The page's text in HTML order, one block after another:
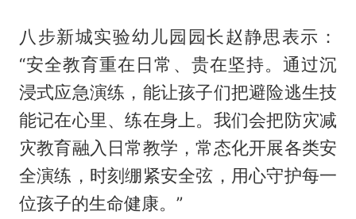
八步新城实验幼儿园园长赵静思表示：
“安全教育重在日常、贵在坚持。通过沉
浸式应急演练，能让孩子们把避险逃生技
能记在心里、练在身上。我们会把防灾减
灾教育融入日常教学，常态化开展各类安
全演练，时刻绷紧安全弦，用心守护每一
位孩子的生命健康。”